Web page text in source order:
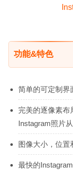
功能&特色
简单的可定制界
完美的逐像素布
Instagram照片
图像大小，位置
最快的Instagram